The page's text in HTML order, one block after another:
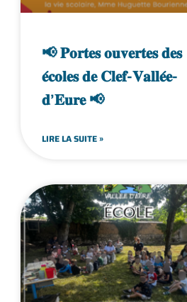
📢 𝐏𝐨𝐫𝐭𝐞𝐬 𝐨𝐮𝐯𝐞𝐫𝐭𝐞𝐬 𝐝𝐞𝐬
𝐞́𝐜𝐨𝐥𝐞𝐬 𝐝𝐞 𝐂𝐥𝐞𝐟-𝐕𝐚𝐥𝐥𝐞́𝐞-
𝐝’𝐄𝐮𝐫𝐞 📢
LIRE LA SUITE »